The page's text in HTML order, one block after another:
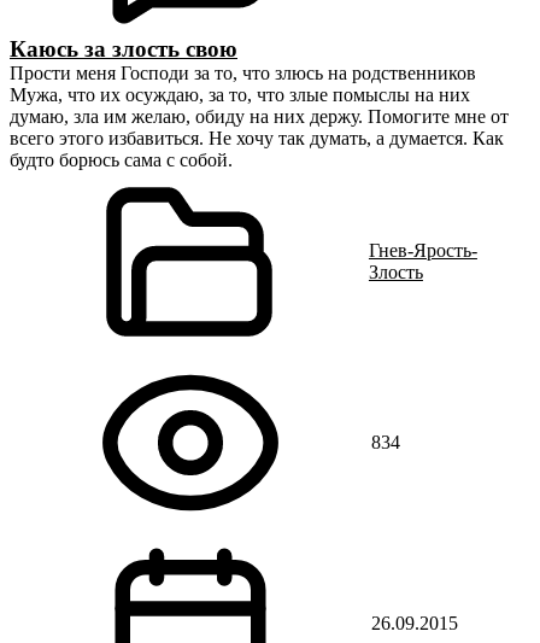
Каюсь за злость свою
Прости меня Господи за то, что злюсь на родственников
Мужа, что их осуждаю, за то, что злые помыслы на них
думаю, зла им желаю, обиду на них держу. Помогите мне от
всего этого избавиться. Не хочу так думать, а думается. Как
будто борюсь сама с собой.
Гнев-Ярость-
Злость
834
26.09.2015